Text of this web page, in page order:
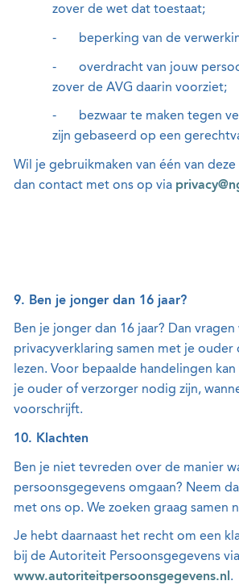
zover de wet dat toestaat;
- beperking van de
- overdracht van jouw
zover de AVG daarin voorziet;
- bezwaar te maken tegen
zijn gebaseerd op een
Wil je gebruikmaken van één van
dan contact met ons op via
9. Ben je jonger dan 16 jaar?
Ben je jonger dan 16 jaar? Dan
privacyverklaring samen met je ouder
lezen. Voor bepaalde handelingen
je ouder of verzorger nodig zijn,
voorschrijft.
10. Klachten
Ben je niet tevreden over de manier
persoonsgegevens omgaan? Neem
met ons op. We zoeken graag samen
Je hebt daarnaast het recht om een
bij de Autoriteit Persoonsgegevens via
www.autoriteitpersoonsgegevens.nl .